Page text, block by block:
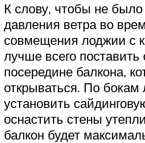
К слову, чтобы не
давления ветра во
совмещения лоджии с
лучше всего поставить
посередине балкона,
открываться. По
установить
оснастить стены
балкон будет